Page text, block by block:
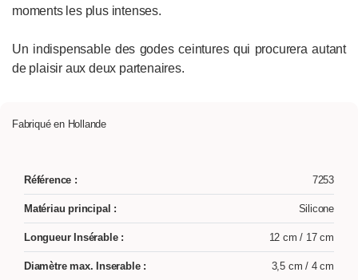
moments les plus intenses.
Un indispensable des godes ceintures qui procurera autant
de plaisir aux deux partenaires.
Fabriqué en Hollande
Référence : 7253
Matériau principal : Silicone
Longueur Insérable : 12 cm / 17 cm
Diamètre max. Inserable : 3,5 cm / 4 cm